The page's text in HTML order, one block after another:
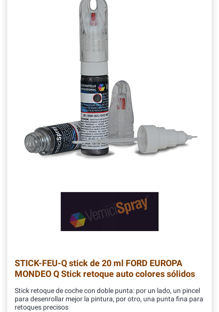
STICK-FEU-Qstick de 20 ml FORD EUROPA
MONDEO Q Stick retoque auto colores sólidos
Stick retoque de coche con doble punta: por un lado, un pincel
para desenrollar mejor la pintura, por otro, una punta fina para
retoques precisos